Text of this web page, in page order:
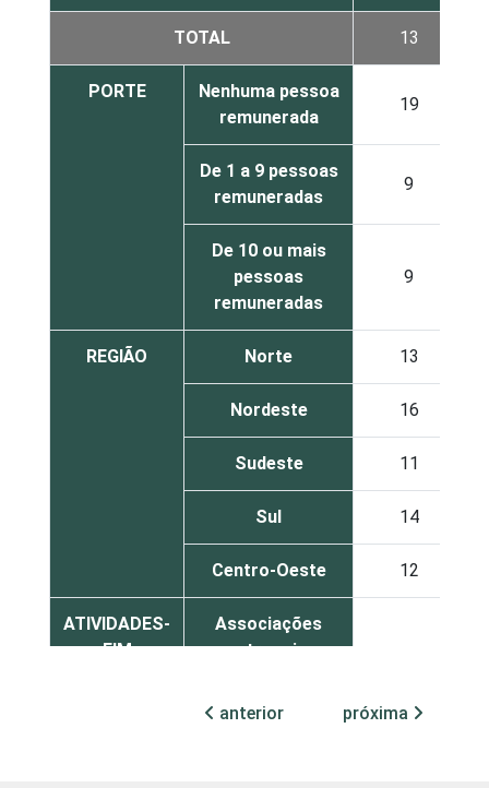
TOTAL 13
PORTE
Nenhuma pessoa
remunerada
19
De 1 a 9 pessoas
remuneradas
9
De 10 ou mais
pessoas
remuneradas
9
REGIÃO Norte 13
Nordeste 16
Sudeste 11
Sul 14
Centro-Oeste 12
ATIVIDADES-
FIM
Associações
patronais,
sindicais
anterior próxima